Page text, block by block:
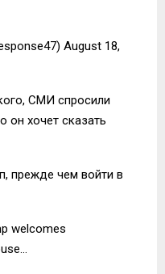
August 18,
СМИ спросили
он хочет сказать
прежде чем войти в
welcomes